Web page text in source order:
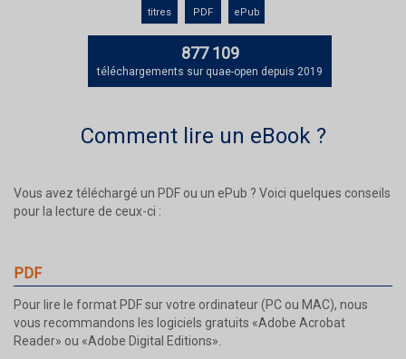
titres PDF ePub
877 109
téléchargements sur quae-open depuis 2019
Comment lire un eBook ?
Vous avez téléchargé un PDF ou un ePub ? Voici quelques conseils
pour la lecture de ceux-ci :
PDF
Pour lire le format PDF sur votre ordinateur (PC ou MAC), nous
vous recommandons les logiciels gratuits «Adobe Acrobat
Reader» ou «Adobe Digital Editions».